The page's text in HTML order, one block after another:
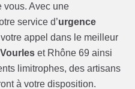
vous. Avec une
service d’urgence
appel dans le meilleur
et Rhône 69 ainsi
limitrophes, des artisans
à votre disposition.